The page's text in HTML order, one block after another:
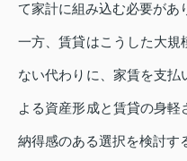
て家計に組み込む必要があ
一方、賃貸はこうした大
ない代わりに、家賃を支払
よる資産形成と賃貸の身
納得感のある選択を検討す